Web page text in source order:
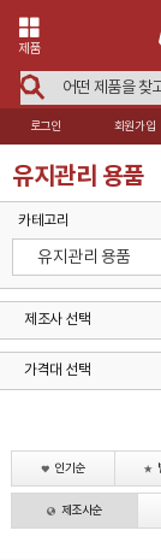
제품
로그인 회원가입
유지관리 용품
카테고리
유지관리 용품
제조사 선택
가격대 선택
인기순
제조사순